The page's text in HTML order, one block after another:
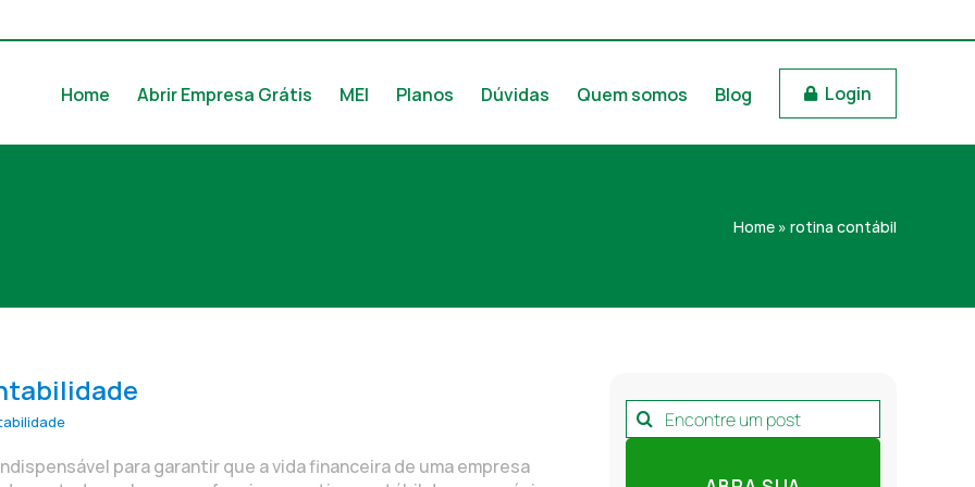
Home Abrir Empresa Grátis MEI Planos Dúvidas Quem somos Blog Login
Home » rotina contábil
para garantir que a vida financeira de uma empresa
Pesquisar
por: